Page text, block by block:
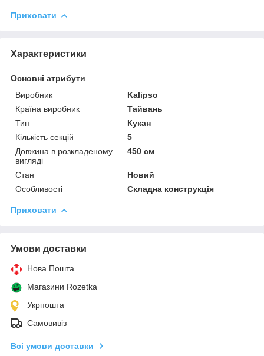
Приховати
Характеристики
Основні атрибути
Виробник
Kalipso
Країна виробник
Тайвань
Тип
Кукан
Кількість секцій
5
Довжина в розкладеному
вигляді
450 см
Стан
Новий
Особливості
Складна конструкція
Приховати
Умови доставки
Нова Пошта
Магазини Rozetka
Укрпошта
Самовивіз
Всі умови доставки